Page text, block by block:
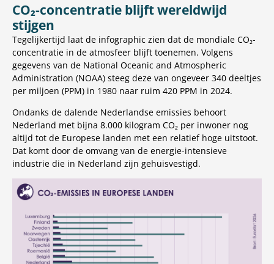
CO₂-concentratie blijft wereldwijd
stijgen
Tegelijkertijd laat de infographic zien dat de mondiale CO₂-
concentratie in de atmosfeer blijft toenemen. Volgens
gegevens van de National Oceanic and Atmospheric
Administration (NOAA) steeg deze van ongeveer 340 deeltjes
per miljoen (PPM) in 1980 naar ruim 420 PPM in 2024.
Ondanks de dalende Nederlandse emissies behoort
Nederland met bijna 8.000 kilogram CO₂ per inwoner nog
altijd tot de Europese landen met een relatief hoge uitstoot.
Dat komt door de omvang van de energie-intensieve
industrie die in Nederland zijn gehuisvestigd.